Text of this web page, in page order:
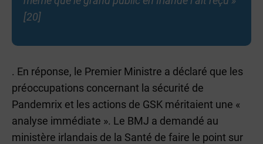
[20]
. En réponse, le Premier Ministre a déclaré que les
préoccupations concernant la sécurité de
Pandemrix et les actions de GSK méritaient une «
analyse immédiate ». Le BMJ a demandé au
ministère irlandais de la Santé de faire le point sur